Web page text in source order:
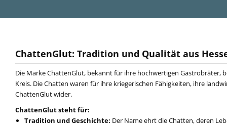
ChattenGlut: Tradition und Qualität aus
Die Marke ChattenGlut, bekannt für ihre hochwertigen Gastrobräter,
Kreis. Die Chatten waren für ihre kriegerischen Fähigkeiten, ihre
ChattenGlut wider.
ChattenGlut steht für:
Tradition und Geschichte: Der Name ehrt die Chatten, deren